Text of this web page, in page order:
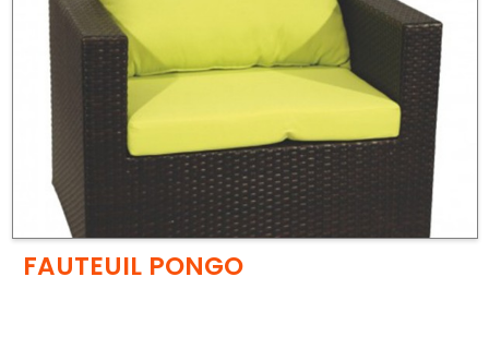
FAUTEUIL PONGO